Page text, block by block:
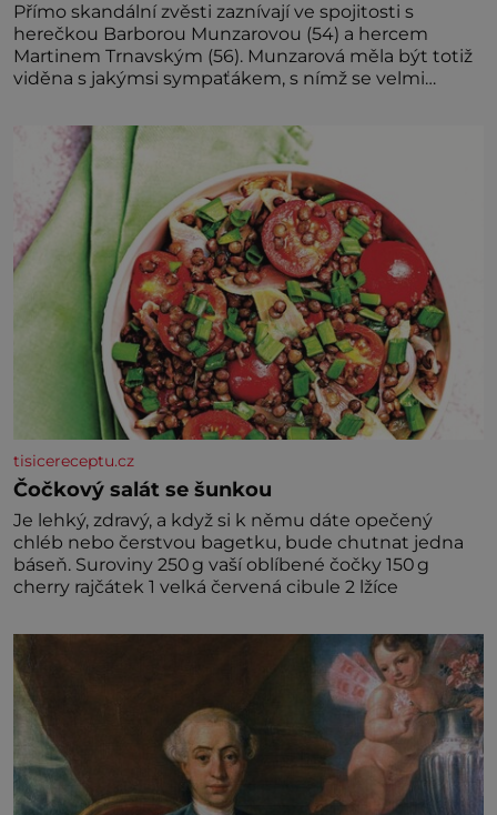
Přímo skandální zvěsti zaznívají ve spojitosti s
herečkou Barborou Munzarovou (54) a hercem
Martinem Trnavským (56). Munzarová měla být totiž
viděna s jakýmsi sympaťákem, s nímž se velmi
tisicereceptu.cz
Čočkový salát se šunkou
Je lehký, zdravý, a když si k němu dáte opečený
chléb nebo čerstvou bagetku, bude chutnat jedna
báseň. Suroviny 250 g vaší oblíbené čočky 150 g
cherry rajčátek 1 velká červená cibule 2 lžíce